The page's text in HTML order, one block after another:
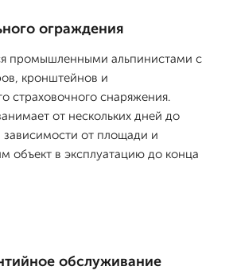
ограждения
промышленными альпинистами с
кронштейнов и
страховочного снаряжения.
от нескольких дней до
зависимости от площади и
объект в эксплуатацию до конца
обслуживание